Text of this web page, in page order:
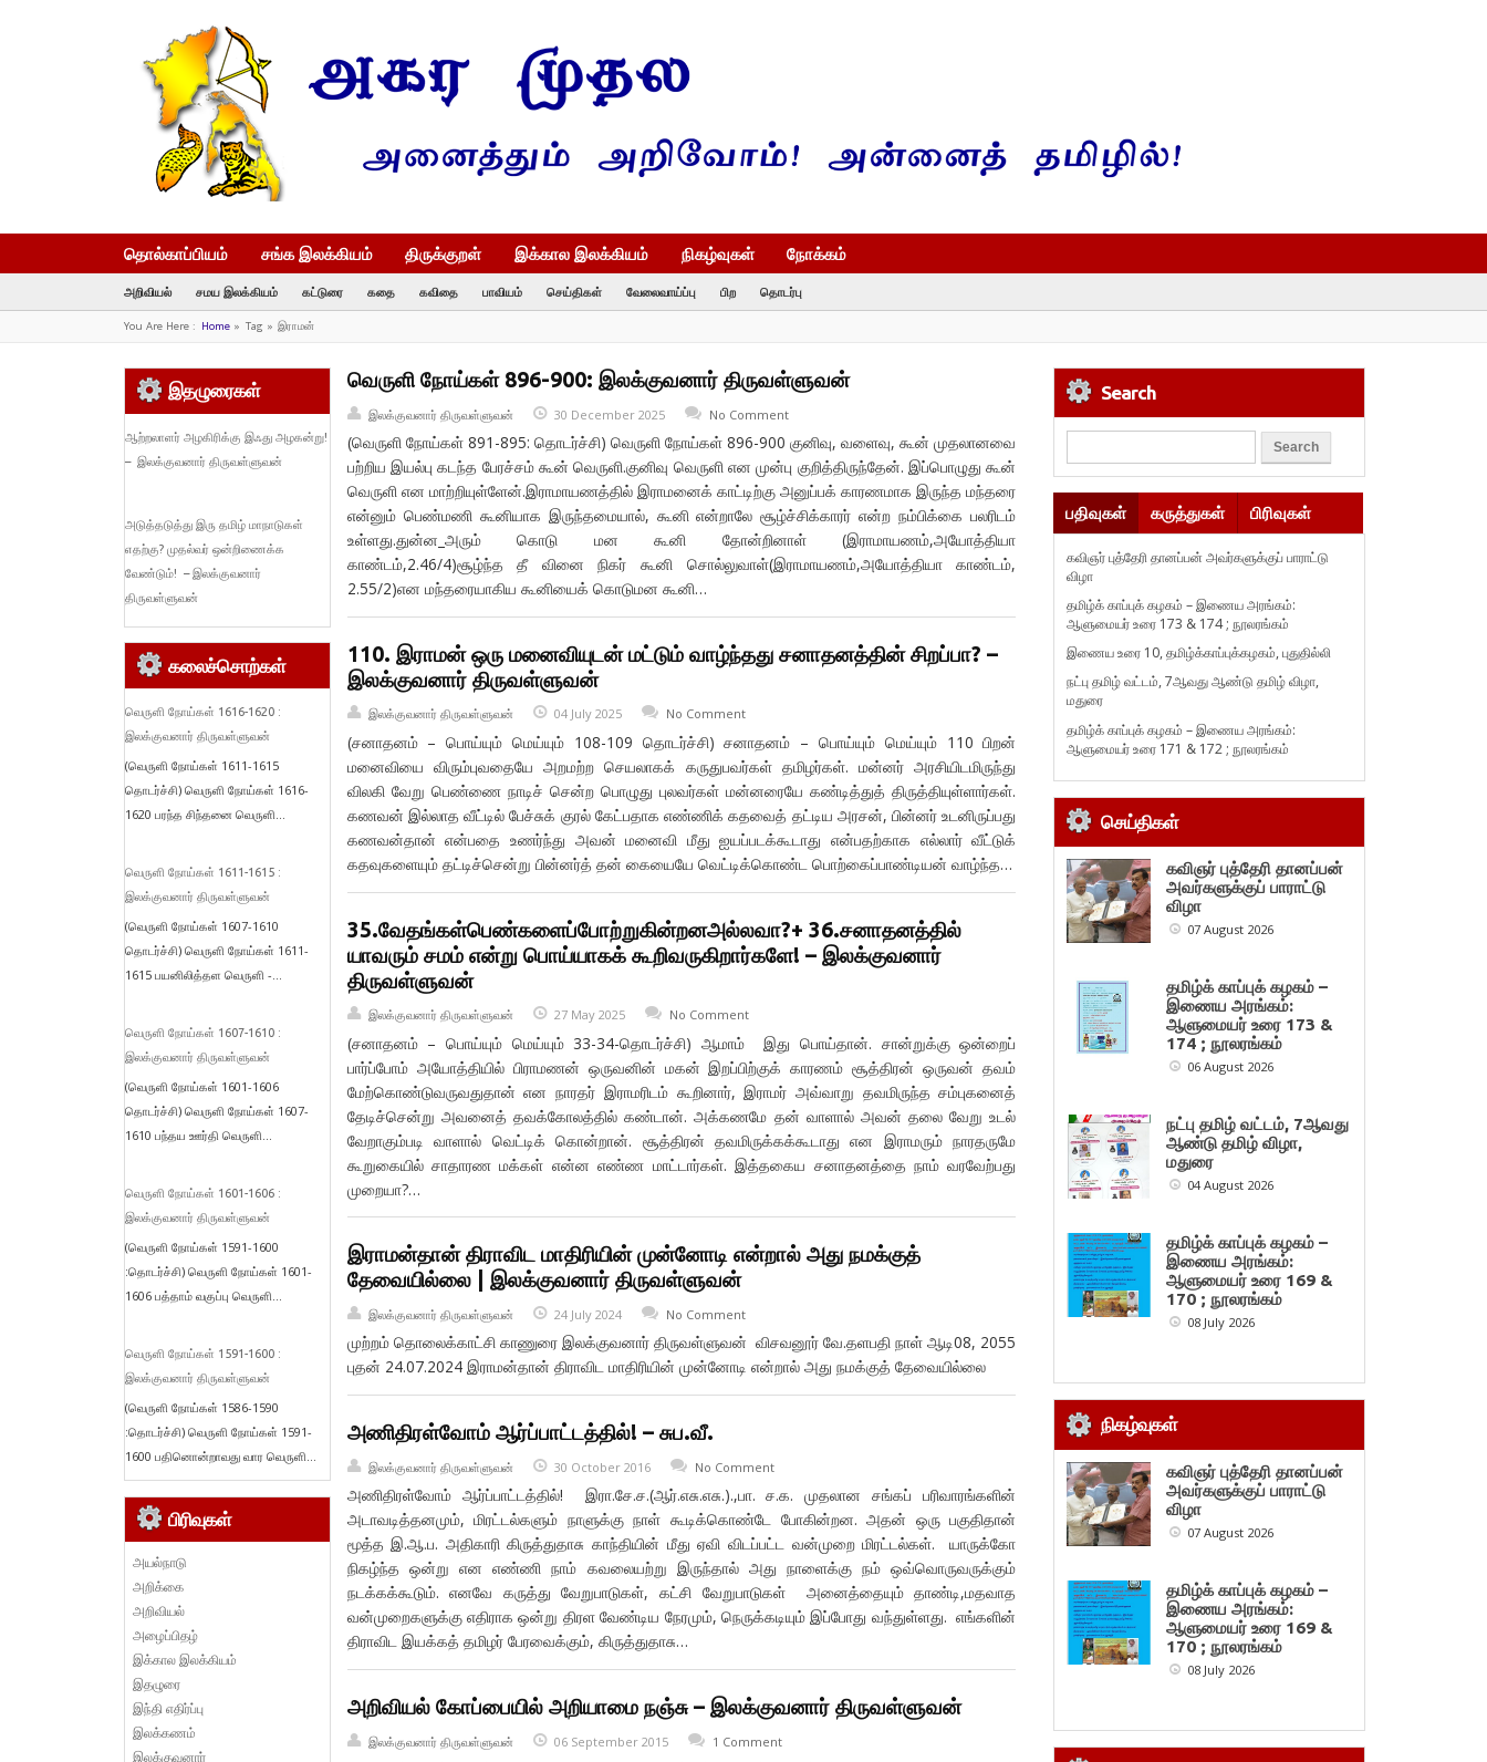
தொல்காப்பியம் சங்க இலக்கியம் திருக்குறள் இக்கால இலக்கியம் நிகழ்வுகள் நோக்கம்
அறிவியல் சமய இலக்கியம் கட்டுரை கதை கவிதை பாவியம் செய்திகள் வேலைவாய்ப்பு பிற தொடர்பு
You Are Here : Home» Tag » இராமன்
வெருளி நோய்கள் 896-900: இலக்குவனார் திருவள்ளுவன்
இலக்குவனார் திருவள்ளுவன் 30 December 2025 No Comment
(வெருளி நோய்கள் 891-895: தொடர்ச்சி) வெருளி நோய்கள் 896-900 குனிவு, வளைவு, கூன் முதலானவை
பற்றிய இயல்பு கடந்த பேரச்சம் கூன் வெருளி.குனிவு வெருளி என முன்பு குறித்திருந்தேன். இப்பொழுது கூன்
வெருளி என மாற்றியுள்ளேன்.இராமாயணத்தில் இராமனைக் காட்டிற்கு அனுப்பக் காரணமாக இருந்த மந்தரை
என்னும் பெண்மணி கூனியாக இருந்தமையால், கூனி என்றாலே சூழ்ச்சிக்காரர் என்ற நம்பிக்கை பலரிடம்
உள்ளது.துன்ன_அரும் கொடு மன கூனி தோன்றினாள் (இராமாயணம்,அயோத்தியா
காண்டம்,2.46/4)சூழ்ந்த தீ வினை நிகர் கூனி சொல்லுவாள்(இராமாயணம்,அயோத்தியா காண்டம்,
2.55/2)என மந்தரையாகிய கூனியைக் கொடுமன கூனி…
110. இராமன் ஒரு மனைவியுடன் மட்டும் வாழ்ந்தது சனாதனத்தின் சிறப்பா? –
இலக்குவனார் திருவள்ளுவன்
இலக்குவனார் திருவள்ளுவன் 04 July 2025 No Comment
(சனாதனம் – பொய்யும் மெய்யும் 108-109 தொடர்ச்சி) சனாதனம் – பொய்யும் மெய்யும் 110 பிறன்
மனைவியை விரும்புவதையே அறமற்ற செயலாகக் கருதுபவர்கள் தமிழர்கள். மன்னர் அரசியிடமிருந்து
விலகி வேறு பெண்ணை நாடிச் சென்ற பொழுது புலவர்கள் மன்னரையே கண்டித்துத் திருத்தியுள்ளார்கள்.
கணவன் இல்லாத வீட்டில் பேச்சுக் குரல் கேட்பதாக எண்ணிக் கதவைத் தட்டிய அரசன், பின்னர் உடனிருப்பது
கணவன்தான் என்பதை உணர்ந்து அவன் மனைவி மீது ஐயப்படக்கூடாது என்பதற்காக எல்லார் வீட்டுக்
கதவுகளையும் தட்டிச்சென்று பின்னர்த் தன் கையையே வெட்டிக்கொண்ட பொற்கைப்பாண்டியன் வாழ்ந்த…
35.வேதங்கள்பெண்களைப்போற்றுகின்றனஅல்லவா?+ 36.சனாதனத்தில்
யாவரும் சமம் என்று பொய்யாகக் கூறிவருகிறார்களே! – இலக்குவனார்
திருவள்ளுவன்
இலக்குவனார் திருவள்ளுவன் 27 May 2025 No Comment
(சனாதனம் – பொய்யும் மெய்யும் 33-34-தொடர்ச்சி) ஆமாம் இது பொய்தான். சான்றுக்கு ஒன்றைப்
பார்ப்போம் அயோத்தியில் பிராமணன் ஒருவனின் மகன் இறப்பிற்குக் காரணம் சூத்திரன் ஒருவன் தவம்
மேற்கொண்டுவருவதுதான் என நாரதர் இராமரிடம் கூறினார், இராமர் அவ்வாறு தவமிருந்த சம்புகனைத்
தேடிச்சென்று அவனைத் தவக்கோலத்தில் கண்டான். அக்கணமே தன் வாளால் அவன் தலை வேறு உடல்
வேறாகும்படி வாளால் வெட்டிக் கொன்றான். சூத்திரன் தவமிருக்கக்கூடாது என இராமரும் நாரதருமே
கூறுகையில் சாதாரண மக்கள் என்ன எண்ண மாட்டார்கள். இத்தகைய சனாதனத்தை நாம் வரவேற்பது
முறையா?…
இராமன்தான் திராவிட மாதிரியின் முன்னோடி என்றால் அது நமக்குத்
தேவையில்லை | இலக்குவனார் திருவள்ளுவன்
இலக்குவனார் திருவள்ளுவன் 24 July 2024 No Comment
முற்றம் தொலைக்காட்சி காணுரை இலக்குவனார் திருவள்ளுவன் விசவனூர் வே.தளபதி நாள் ஆடி08, 2055
புதன் 24.07.2024 இராமன்தான் திராவிட மாதிரியின் முன்னோடி என்றால் அது நமக்குத் தேவையில்லை
அணிதிரள்வோம் ஆர்ப்பாட்டத்தில்! – சுப.வீ.
இலக்குவனார் திருவள்ளுவன் 30 October 2016 No Comment
அணிதிரள்வோம் ஆர்ப்பாட்டத்தில்! இரா.சே.ச.(ஆர்.எசு.எசு.).,பா. ச.க. முதலான சங்கப் பரிவாரங்களின்
அடாவடித்தனமும், மிரட்டல்களும் நாளுக்கு நாள் கூடிக்கொண்டே போகின்றன. அதன் ஒரு பகுதிதான்
மூத்த இ.ஆ.ப. அதிகாரி கிருத்துதாசு காந்தியின் மீது ஏவி விடப்பட்ட வன்முறை மிரட்டல்கள். யாருக்கோ
நிகழ்ந்த ஒன்று என எண்ணி நாம் கவலையற்று இருந்தால் அது நாளைக்கு நம் ஒவ்வொருவருக்கும்
நடக்கக்கூடும். எனவே கருத்து வேறுபாடுகள், கட்சி வேறுபாடுகள் அனைத்தையும் தாண்டி,மதவாத
வன்முறைகளுக்கு எதிராக ஒன்று திரள வேண்டிய நேரமும், நெருக்கடியும் இப்போது வந்துள்ளது. எங்களின்
திராவிட இயக்கத் தமிழர் பேரவைக்கும், கிருத்துதாசு…
அறிவியல் கோப்பையில் அறியாமை நஞ்சு – இலக்குவனார் திருவள்ளுவன்
இலக்குவனார் திருவள்ளுவன் 06 September 2015 1 Comment
இதழுரைகள்
ஆற்றலாளர் அழகிரிக்கு இஃது அழகன்று!
– இலக்குவனார் திருவள்ளுவன்
அடுத்தடுத்து இரு தமிழ் மாநாடுகள்
எதற்கு? முதல்வர் ஒன்றிணைக்க
வேண்டும்! – இலக்குவனார்
திருவள்ளுவன்
கலைச்சொற்கள்
வெருளி நோய்கள் 1616-1620 :
இலக்குவனார் திருவள்ளுவன்
(வெருளி நோய்கள் 1611-1615
தொடர்ச்சி) வெருளி நோய்கள் 1616-
1620 பரந்த சிந்தனை வெருளி...
வெருளி நோய்கள் 1611-1615 :
இலக்குவனார் திருவள்ளுவன்
(வெருளி நோய்கள் 1607-1610
தொடர்ச்சி) வெருளி நோய்கள் 1611-
1615 பயனிலித்தள வெருளி -...
வெருளி நோய்கள் 1607-1610 :
இலக்குவனார் திருவள்ளுவன்
(வெருளி நோய்கள் 1601-1606
தொடர்ச்சி) வெருளி நோய்கள் 1607-
1610 பந்தய ஊர்தி வெருளி...
வெருளி நோய்கள் 1601-1606 :
இலக்குவனார் திருவள்ளுவன்
(வெருளி நோய்கள் 1591-1600
:தொடர்ச்சி) வெருளி நோய்கள் 1601-
1606 பத்தாம் வகுப்பு வெருளி...
வெருளி நோய்கள் 1591-1600 :
இலக்குவனார் திருவள்ளுவன்
(வெருளி நோய்கள் 1586-1590
:தொடர்ச்சி) வெருளி நோய்கள் 1591-
1600 பதினொன்றாவது வார வெருளி...
பிரிவுகள்
அயல்நாடு
அறிக்கை
அறிவியல்
அழைப்பிதழ்
இக்கால இலக்கியம்
இதழுரை
இந்தி எதிர்ப்பு
இலக்கணம்
இலக்குவனார்
Search
பதிவுகள் கருத்துகள் பிரிவுகள்
கவிஞர் புத்தேரி தானப்பன் அவர்களுக்குப் பாராட்டு
விழா
தமிழ்க் காப்புக் கழகம் – இணைய அரங்கம்:
ஆளுமையர் உரை 173 & 174 ; நூலரங்கம்
இணைய உரை 10, தமிழ்க்காப்புக்கழகம், புதுதில்லி
நட்பு தமிழ் வட்டம், 7ஆவது ஆண்டு தமிழ் விழா,
மதுரை
தமிழ்க் காப்புக் கழகம் – இணைய அரங்கம்:
ஆளுமையர் உரை 171 & 172 ; நூலரங்கம்
செய்திகள்
கவிஞர் புத்தேரி தானப்பன்
அவர்களுக்குப் பாராட்டு
விழா
07 August 2026
தமிழ்க் காப்புக் கழகம் –
இணைய அரங்கம்:
ஆளுமையர் உரை 173 &
174 ; நூலரங்கம்
06 August 2026
நட்பு தமிழ் வட்டம், 7ஆவது
ஆண்டு தமிழ் விழா,
மதுரை
04 August 2026
தமிழ்க் காப்புக் கழகம் –
இணைய அரங்கம்:
ஆளுமையர் உரை 169 &
170 ; நூலரங்கம்
08 July 2026
நிகழ்வுகள்
கவிஞர் புத்தேரி தானப்பன்
அவர்களுக்குப் பாராட்டு
விழா
07 August 2026
தமிழ்க் காப்புக் கழகம் –
இணைய அரங்கம்:
ஆளுமையர் உரை 169 &
170 ; நூலரங்கம்
08 July 2026